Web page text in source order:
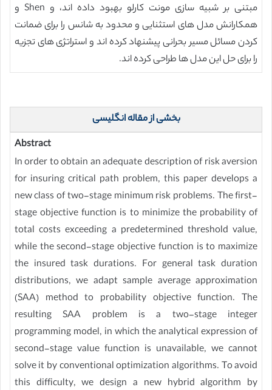
مبتنی بر شبیه سازی مونت کارلو بهبود داده اند، و Shen و
همکارانش مدل های استثنایی و محدود به شانس را برای ضمانت
کردن مسائل مسیر بحرانی پیشنهاد کرده اند و استراتژی های تجزیه
را برای حل این مدل ها طراحی کرده اند.
بخشی از مقاله انگلیسی
Abstract
In order to obtain an adequate description of risk aversion
for insuring critical path problem, this paper develops a
new class of two-stage minimum risk problems. The first-
stage objective function is to minimize the probability of
total costs exceeding a predetermined threshold value,
while the second-stage objective function is to maximize
the insured task durations. For general task duration
distributions, we adapt sample average approximation
(SAA) method to probability objective function. The
resulting SAA problem is a two-stage integer
programming model, in which the analytical expression of
second-stage value function is unavailable, we cannot
solve it by conventional optimization algorithms. To avoid
this difficulty, we design a new hybrid algorithm by